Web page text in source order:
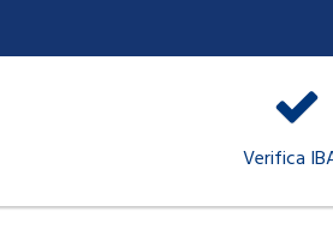
Verifica